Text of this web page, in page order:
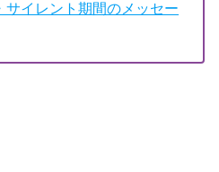
サイレント期間のメッセー